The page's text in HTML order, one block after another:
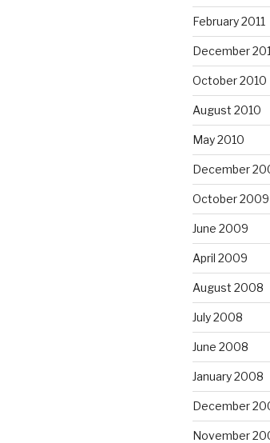
February 2011
December
October 2010
August 2010
May 2010
December
October 2009
June 2009
April 2009
August 2008
July 2008
June 2008
January 2008
December
November